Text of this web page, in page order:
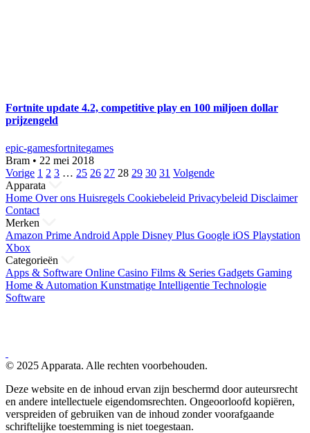
Fortnite update 4.2, competitive play en 100 miljoen dollar
prijzengeld
epic-gamesfortnitegames
Bram • 22 mei 2018
Berichten
paginering
Vorige 1 2 3 … 25 26 27 28 29 30 31 Volgende
Apparata
Home Over ons Huisregels Cookiebeleid Privacybeleid Disclaimer
Contact
Merken
Amazon Prime Android Apple Disney Plus Google iOS Playstation
Xbox
Categorieën
Apps & Software Online Casino Films & Series Gadgets Gaming
Home & Automation Kunstmatige Intelligentie Technologie
Software
© 2025 Apparata. Alle rechten voorbehouden.
Deze website en de inhoud ervan zijn beschermd door auteursrecht
en andere intellectuele eigendomsrechten. Ongeoorloofd kopiëren,
verspreiden of gebruiken van de inhoud zonder voorafgaande
schriftelijke toestemming is niet toegestaan.